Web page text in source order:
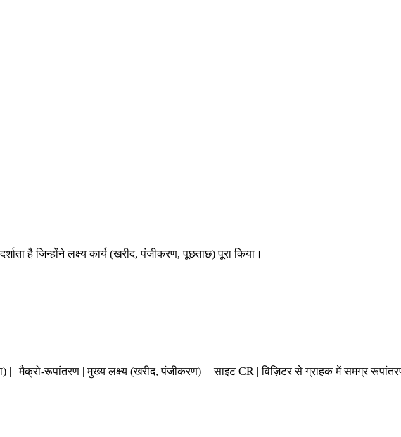
है जिन्होंने लक्ष्य कार्य (खरीद, पंजीकरण, पूछताछ) पूरा किया।
| | मैक्रो-रूपांतरण | मुख्य लक्ष्य (खरीद, पंजीकरण) | | साइट CR | विज़िटर से ग्राहक में समग्र